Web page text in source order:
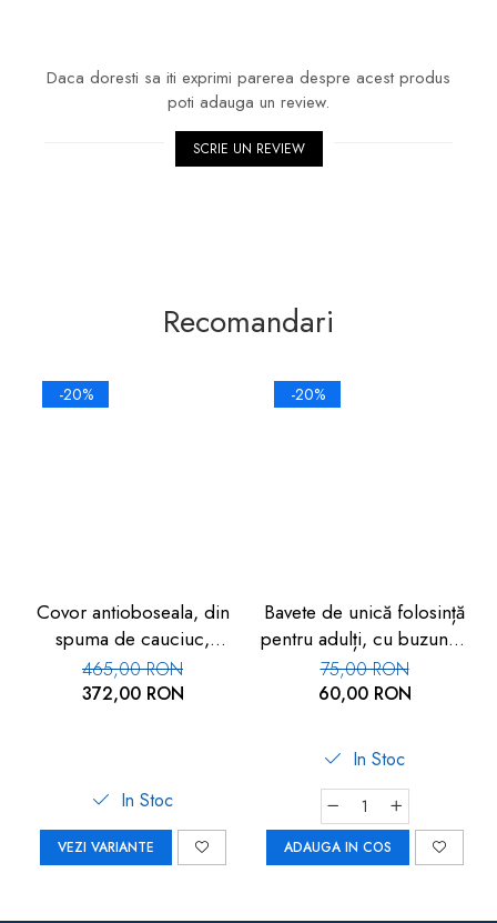
Daca doresti sa iti exprimi parerea despre acest produs
poti adauga un review.
SCRIE UN REVIEW
Recomandari
-20%
Covor antioboseala, din
spuma de cauciuc,
negru, 1 buc
465,00 RON
372,00 RON
In Stoc
VEZI VARIANTE
-20%
Bavete de unică folosință
pentru adulți, cu buzunar,
set 50 buc, FM-108
75,00 RON
60,00 RON
In Stoc
ADAUGA IN COS